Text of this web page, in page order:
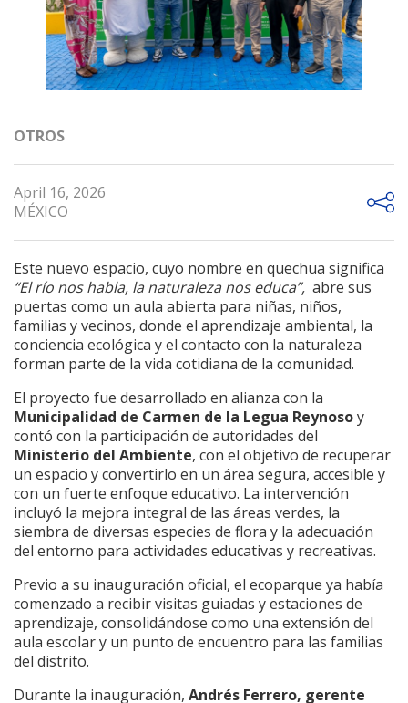
OTROS
April 16, 2026
MÉXICO
Este nuevo espacio, cuyo nombre en quechua significa
“El río nos habla, la naturaleza nos educa”, abre sus
puertas como un aula abierta para niñas, niños,
familias y vecinos, donde el aprendizaje ambiental, la
conciencia ecológica y el contacto con la naturaleza
forman parte de la vida cotidiana de la comunidad.
El proyecto fue desarrollado en alianza con la
Municipalidad de Carmen de la Legua Reynosoy
contó con la participación de autoridades del
Ministerio del Ambiente, con el objetivo de recuperar
un espacio y convertirlo en un área segura, accesible y
con un fuerte enfoque educativo. La intervención
incluyó la mejora integral de las áreas verdes, la
siembra de diversas especies de flora y la adecuación
del entorno para actividades educativas y recreativas.
Previo a su inauguración oficial, el ecoparque ya había
comenzado a recibir visitas guiadas y estaciones de
aprendizaje, consolidándose como una extensión del
aula escolar y un punto de encuentro para las familias
del distrito.
Durante la inauguración, Andrés Ferrero, gerente